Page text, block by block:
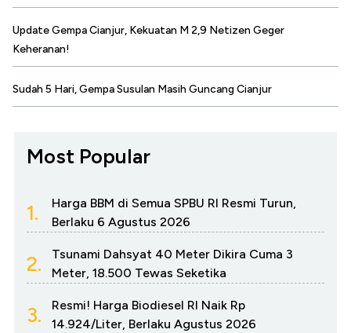
Update Gempa Cianjur, Kekuatan M 2,9 Netizen Geger
Keheranan!
Sudah 5 Hari, Gempa Susulan Masih Guncang Cianjur
Most Popular
1.
Harga BBM di Semua SPBU RI Resmi Turun,
Berlaku 6 Agustus 2026
2.
Tsunami Dahsyat 40 Meter Dikira Cuma 3
Meter, 18.500 Tewas Seketika
3.
Resmi! Harga Biodiesel RI Naik Rp
14.924/Liter, Berlaku Agustus 2026